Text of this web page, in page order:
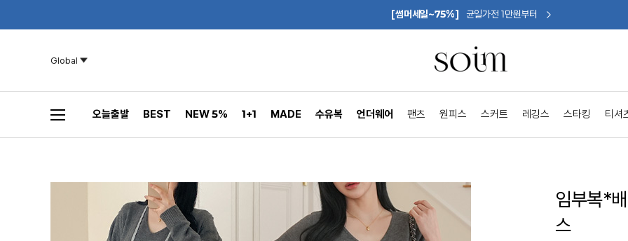
[썸머세일~75%] 균일가전 1만원부터
Global
오늘출발 BEST NEW 5% 1+1 MADE 수유복 언더웨어 팬츠 원피스 스커트 레깅스 스타킹 티셔
임부복*
스